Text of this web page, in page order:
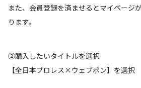
また、会員登録を済ませるとマイページ
ります。
②購入したいタイトルを選択
【全日本プロレス×ウェブポン】を選択